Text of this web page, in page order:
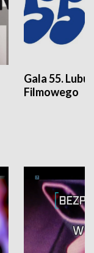
Gala 55.
Filmowego